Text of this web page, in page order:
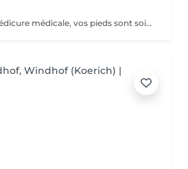
Grâce aux séances de pédicure médicale, vos pieds sont soignés et traités en profondeur. En termes de soins de soi, les pieds sont souvent la partie du corps oubliée. C'est pourtant l'une de celles qui subit le plus votre quotidien. Ongles incarnés, cors, durillons et autres crevasses, sont des sources d'inconfort qui peuvent aisément être évitées si un soin est apporté assez tôt . Nos séances de pédicure médicale vous permettent une prise en charge complète de vos pieds. Du soin d'entretien au traitement plus profond, vos pieds sont massés, traités et soignés avec toute l'expertise de nos pédicures. Conseillée toutes les 4 semaines.